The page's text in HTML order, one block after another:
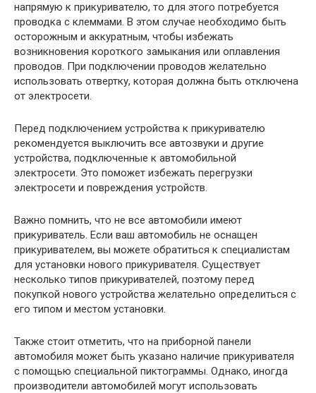
напрямую к прикуривателю, то для этого потребуется
проводка с клеммами. В этом случае необходимо быть
осторожным и аккуратным, чтобы избежать
возникновения короткого замыкания или оплавления
проводов. При подключении проводов желательно
использовать отвертку, которая должна быть отключена
от электросети.
Перед подключением устройства к прикуривателю
рекомендуется выключить все автозвуки и другие
устройства, подключенные к автомобильной
электросети. Это поможет избежать перегрузки
электросети и повреждения устройств.
Важно помнить, что не все автомобили имеют
прикуриватель. Если ваш автомобиль не оснащен
прикуривателем, вы можете обратиться к специалистам
для установки нового прикуривателя. Существует
несколько типов прикуривателей, поэтому перед
покупкой нового устройства желательно определиться с
его типом и местом установки.
Также стоит отметить, что на приборной панели
автомобиля может быть указано наличие прикуривателя
с помощью специальной пиктограммы. Однако, иногда
производители автомобилей могут использовать